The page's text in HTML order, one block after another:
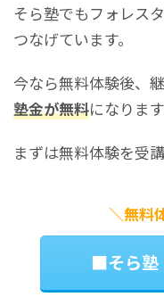
そら塾でもフォレス
つなげています。
今なら無料体験後、
塾金が無料になります
まずは無料体験を受
＼無料
■そら塾